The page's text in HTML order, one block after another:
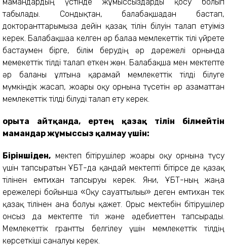
табылады. Сондықтан, балабақшадан бастап,
докторанттарымызға дейін қазақ тілін білуін талап етуіміз
керек. Балабақшаға келген әр балаға мемлекеттік тілі үйрете
бастаумен бірге, білім берудің әр дәрежелі орнында
мемекеттік тілді талап еткен жөн. Балабақша мен мектепте
әр баланы ұлтына қарамай мемлекеттік тілді білуге
мүмкіндік жасап, жоғарғы оқу орнына түсетін әр азаматтан
мемлекеттік тілді білуді талап ету керек.
Қорыта айтқанда, ертең қазақ тілін білмейтін
мамандар жұмыссыз қалмау үшін:
Біріншіден, мектеп бітірушілер жоғарғы оқу орнына түсу
үшін тапсыратын ҰБТ-да қандай мектепті бітірсе де қазақ
тілінен емтихан тапсыруы керек. Яғни, ҰБТ-ның жаңа
ережелері бойынша «Оқу сауаттылығы» деген емтихан тек
қазақ тілінен ғана болуы қажет. Орыс мектебін бітірушілер
онсыз да мектепте тіл және әдебиеттен тапсырады.
Мемлекеттік грантты белгілеу үшін мемлекеттік тілдің
көрсеткіші саналуы керек.